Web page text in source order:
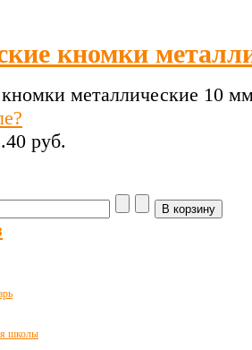
кномки
металлические 10
pуб.
школы